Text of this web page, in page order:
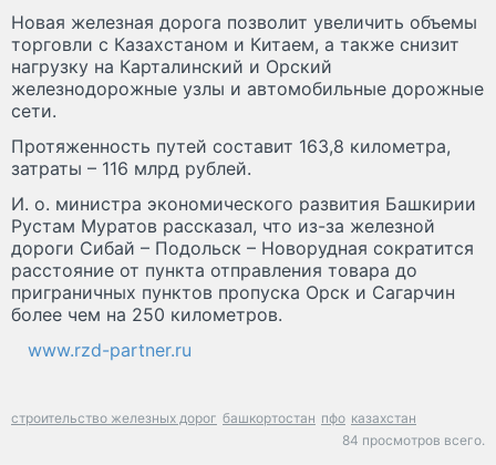
Новая железная дорога позволит увеличить объемы
торговли с Казахстаном и Китаем, а также снизит
нагрузку на Карталинский и Орский
железнодорожные узлы и автомобильные дорожные
сети.
Протяженность путей составит 163,8 километра,
затраты – 116 млрд рублей.
И. о. министра экономического развития Башкирии
Рустам Муратов рассказал, что из-за железной
дороги Сибай – Подольск – Новорудная сократится
расстояние от пункта отправления товара до
приграничных пунктов пропуска Орск и Сагарчин
более чем на 250 километров.
www.rzd-partner.ru
строительство железных дорог башкортостан пфо казахстан
84 просмотров всего.